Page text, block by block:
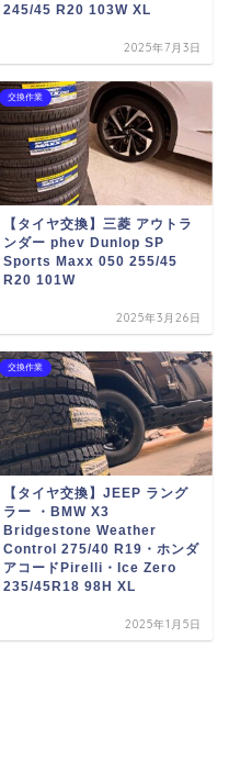
245/45 R20 103W XL
2025年7月3日
交換作業
【タイヤ交換】三菱 アウトラ
ンダー phev Dunlop SP
Sports Maxx 050 255/45
R20 101W
2025年3月26日
交換作業
【タイヤ交換】JEEP ラング
ラー ・BMW X3
Bridgestone Weather
Control 275/40 R19・ホンダ
アコードPirelli・Ice Zero
235/45R18 98H XL
2025年1月5日